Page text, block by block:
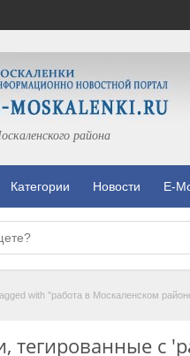
района
Категории Новости E-
with "работа в Москаленском
тегированные с